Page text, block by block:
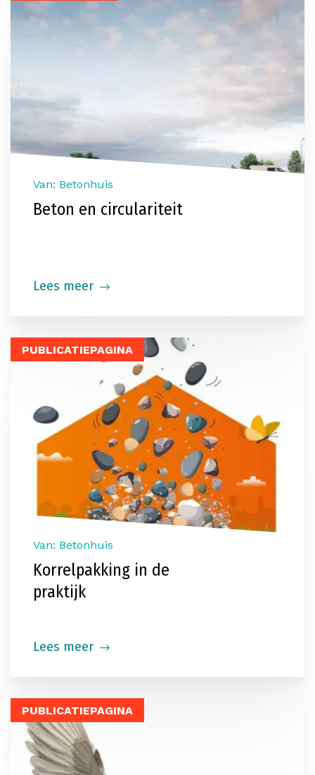
Van: Betonhuis
Beton en circulariteit
Lees meer
PUBLICATIEPAGINA
Van: Betonhuis
Korrelpakking in de
praktijk
Lees meer
PUBLICATIEPAGINA